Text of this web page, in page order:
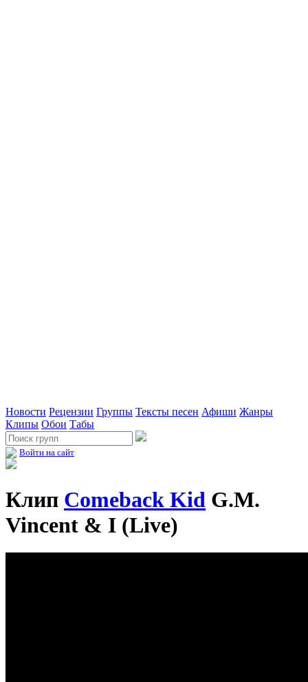
Новости Рецензии Группы Тексты песен Афиши Жанры
Клипы Обои Табы
Войти на сайт
Клип Comeback Kid G.M.
Vincent & I (Live)